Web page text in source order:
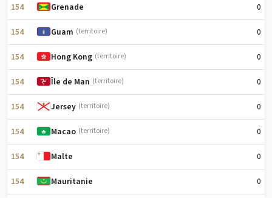
154 Grenade 0
154 Guam (territoire) 0
154 Hong Kong (territoire) 0
154 Île de Man (territoire) 0
154 Jersey (territoire) 0
154 Macao (territoire) 0
154 Malte 0
154 Mauritanie 0